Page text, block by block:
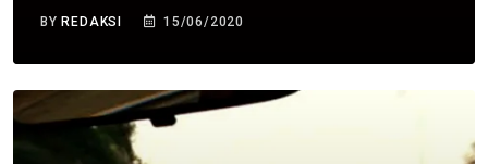
BY REDAKSI 15/06/2020